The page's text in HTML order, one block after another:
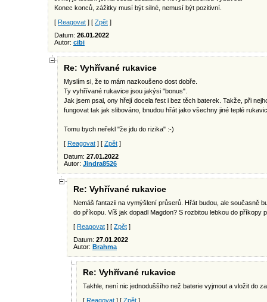
Konec konců, zážitky musí být silné, nemusí být pozitivní.
[ Reagovat ] [ Zpět ]
Datum: 26.01.2022
Autor: cibi
Re: Vyhřívané rukavice
Myslím si, že to mám nazkoušeno dost dobře.
Ty vyhřívané rukavice jsou jakýsi "bonus".
Jak jsem psal, ony hřejí docela fest i bez těch baterek. Takže, při
fungovat tak jak slibováno, bnudou hřát jako všechny jiné teplé
Tomu bych neřekl "že jdu do rizika" :-)
[ Reagovat ] [ Zpět ]
Datum: 27.01.2022
Autor: Jindra8526
Re: Vyhřívané rukavice
Nemáš fantazii na vymýšlení průserů. Hřát budou, ale současně
do příkopu. Víš jak dopadl Magdon? S rozbitou lebkou do příkopy
[ Reagovat ] [ Zpět ]
Datum: 27.01.2022
Autor: Brahma
Re: Vyhřívané rukavice
Takhle, není nic jednoduššího než baterie vyjmout a vložit do
[ Reagovat ] [ Zpět ]